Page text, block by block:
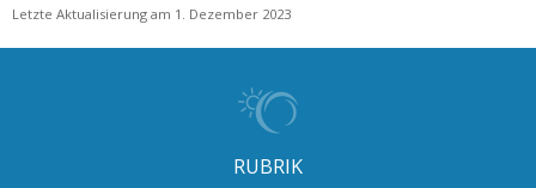
Letzte Aktualisierung am 1. Dezember 2023
RUBRIK